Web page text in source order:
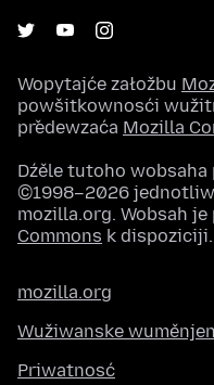
Wopytajće załožbu
powšitkownosći
předewzaća Mozilla
Dźěle tutoho
©1998–2026
mozilla.org. Wobsah je
Commons k dispoziciji.
mozilla.org
Wužiwanske
Priwatnosć